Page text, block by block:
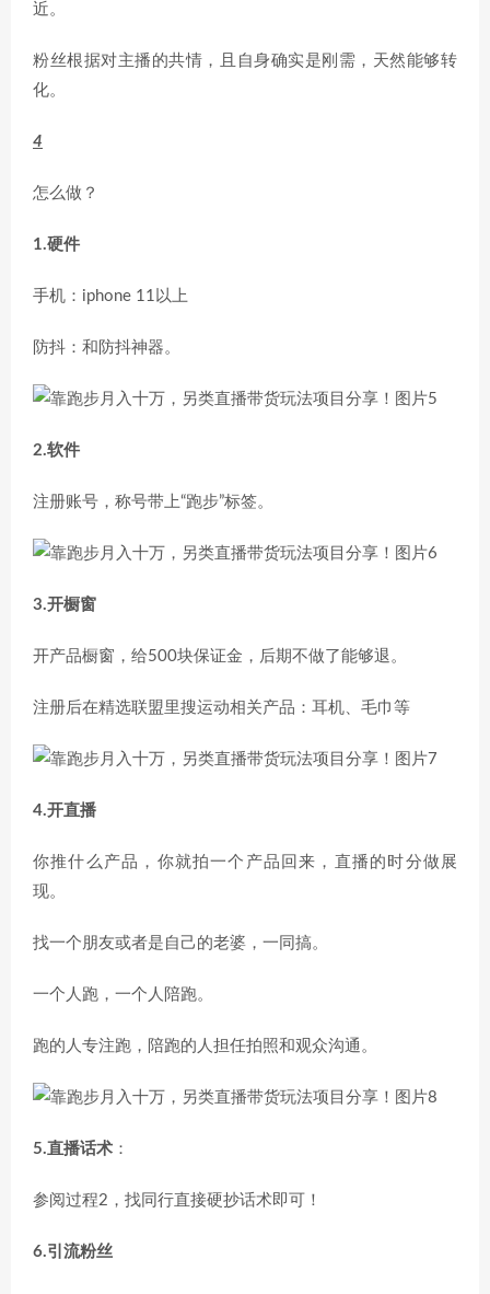
近。
粉丝根据对主播的共情，且自身确实是刚需，天然能够转
化。
4
怎么做？
1.硬件
手机：iphone 11以上
防抖：和防抖神器。
2.软件
注册账号，称号带上“跑步”标签。
3.开橱窗
开产品橱窗，给500块保证金，后期不做了能够退。
注册后在精选联盟里搜运动相关产品：耳机、毛巾等
4.开直播
你推什么产品，你就拍一个产品回来，直播的时分做展
现。
找一个朋友或者是自己的老婆，一同搞。
一个人跑，一个人陪跑。
跑的人专注跑，陪跑的人担任拍照和观众沟通。
5.直播话术 ：
参阅过程2，找同行直接硬抄话术即可！
6.引流粉丝